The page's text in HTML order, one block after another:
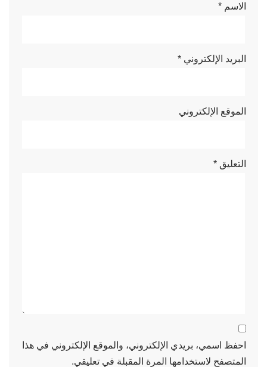
الاسم *
البريد الإلكتروني *
الموقع الإلكتروني
التعليق *
احفظ اسمي، بريدي الإلكتروني، والموقع الإلكتروني في هذا
المتصفح لاستخدامها المرة المقبلة في تعليقي.